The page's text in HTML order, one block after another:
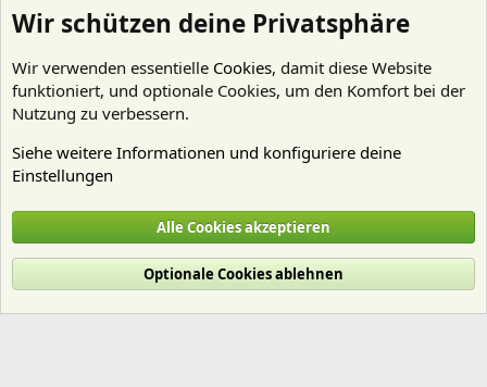
Cookies
Deutsch (Du)
Nutzungsbedingungen
Datenschutz Hilfe und Impressum
R
Wir schützen deine Privatsphäre
Wir verwenden essentielle Cookies, damit diese Website
funktioniert, und optionale Cookies, um den Komfort bei der
Nutzung zu verbessern.
Siehe weitere Informationen und konfiguriere deine
Einstellungen
Alle Cookies akzeptieren
Optionale Cookies ablehnen